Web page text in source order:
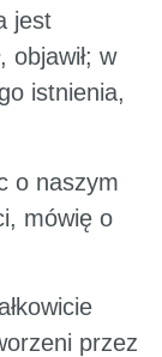
jest
objawił; w
istnienia,
o naszym
mówię o
przez